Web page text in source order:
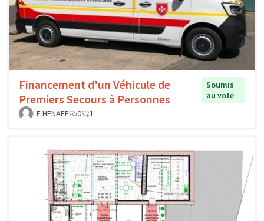
Financement d'un Véhicule de
Premiers Secours à Personnes
Soumis
au vote
LE HENAFF
0 1